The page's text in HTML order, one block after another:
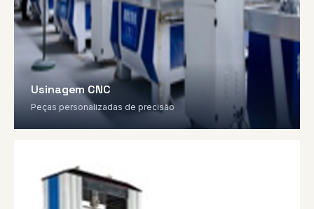
Usinagem CNC
Peças personalizadas de precisão